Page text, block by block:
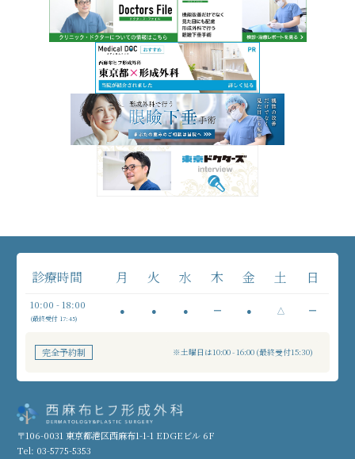
診療時間 月 火 水 木 金 土 日
10:00 - 18:00
(最終受付 17:45)
● ● ● ー ● △ ー
完全予約制 ※土曜日は10:00 - 16:00 (最終受付15:30)
〒106-0031 東京都港区西麻布1-1-1 EDGEビル 6F
Tel: 03-5775-5353